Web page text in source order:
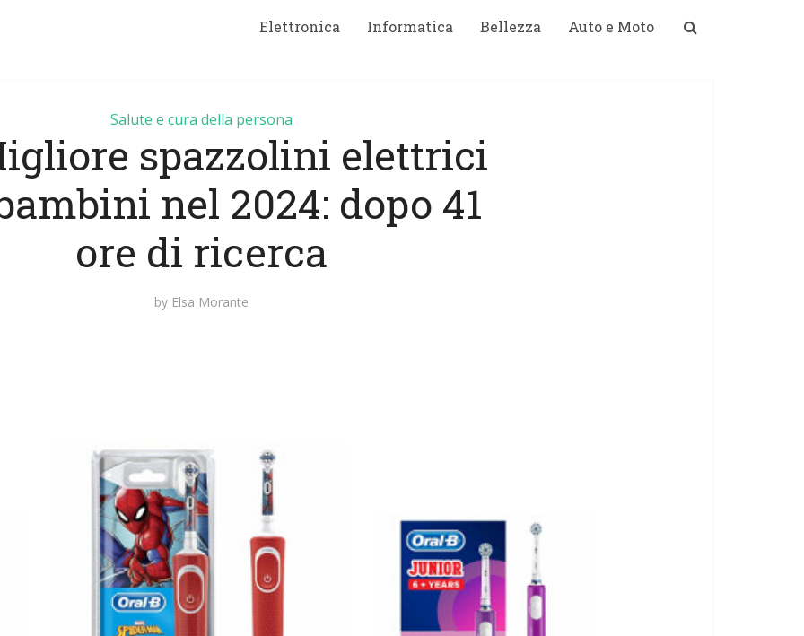
Elettronica Informatica Bellezza Auto e Moto
Salute e cura della persona
spazzolini elettrici
nel 2024: dopo 41
ore di ricerca
by Elsa Morante